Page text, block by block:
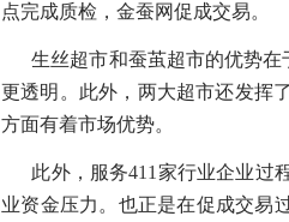
点完成质检，金蚕网促成交易。
生丝超市和蚕茧超市的优势
更透明。此外，两大超市还发挥
方面有着市场优势。
此外，服务411 家行业企业过
业资金压力。也正是在促成交易